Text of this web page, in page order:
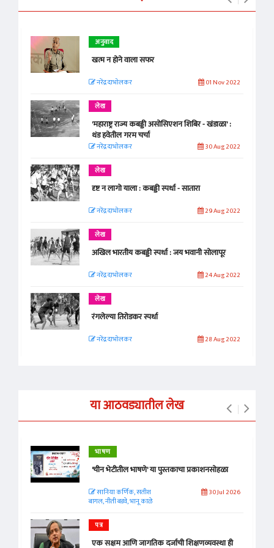
अनुवाद
खत्म न होने वाला सफर
नरेंद्र दाभोलकर 01 Nov 2022
लेख
'महाराष्ट्र राज्य कबड्डी असोसिएशन शिबिर - खंडाळा' :
थंड हवेतील गरम चर्चा
नरेंद्र दाभोलकर 30 Aug 2022
लेख
दृष्ट न लागो याला : कबड्डी स्पर्धा - सातारा
नरेंद्र दाभोलकर 29 Aug 2022
लेख
अखिल भारतीय कबड्डी स्पर्धा : जय भवानी सोलापूर
नरेंद्र दाभोलकर 24 Aug 2022
लेख
रंगलेल्या तिरोडकर स्पर्धा
नरेंद्र दाभोलकर 28 Aug 2022
या आठवड्यातील लेख
भाषण
'चीन भेटीतील भाषणे' या पुस्तकाचा प्रकाशनसोहळा
सानिया कर्णिक, सतीश
बागल, नीती बडवे, भानू काळे
30 Jul 2026
पत्र
एक सक्षम आणि जागतिक दर्जाची शिक्षणव्यवस्था ही